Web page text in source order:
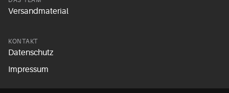
Versandmaterial
KONTAKT
Datenschutz
Impressum